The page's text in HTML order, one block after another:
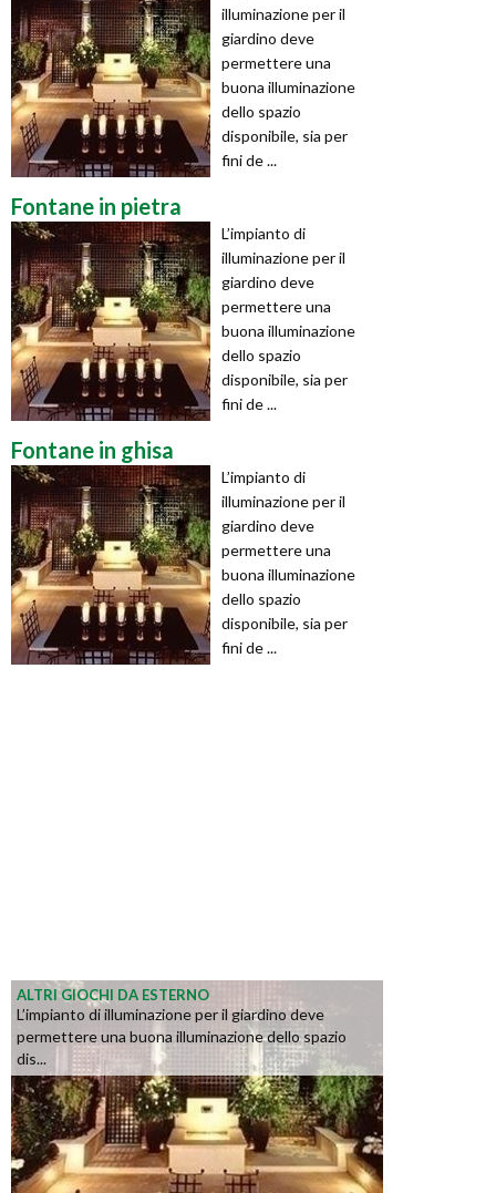
illuminazione per il
giardino deve
permettere una
buona illuminazione
dello spazio
disponibile, sia per
fini de ...
Fontane in pietra
L’impianto di
illuminazione per il
giardino deve
permettere una
buona illuminazione
dello spazio
disponibile, sia per
fini de ...
Fontane in ghisa
L’impianto di
illuminazione per il
giardino deve
permettere una
buona illuminazione
dello spazio
disponibile, sia per
fini de ...
ALTRI GIOCHI DA ESTERNO
L’impianto di illuminazione per il giardino deve
permettere una buona illuminazione dello spazio
dis...